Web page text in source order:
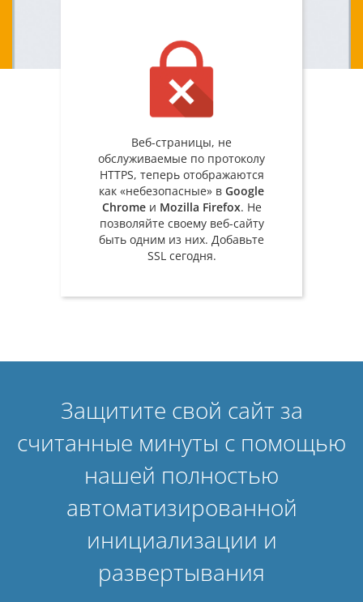
Веб-страницы, не
обслуживаемые по протоколу
HTTPS, теперь отображаются
как «небезопасные» в Google
Chromeи Mozilla Firefox. Не
позволяйте своему веб-сайту
быть одним из них. Добавьте
SSL сегодня.
Защитите свой сайт за
считанные минуты с помощью
нашей полностью
автоматизированной
инициализации и
развертывания